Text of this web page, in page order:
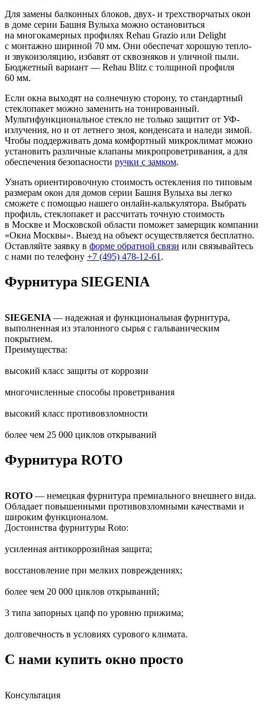
Для замены балконных блоков, двух- и трехстворчатых окон
в доме серии Башня Вулыха можно остановиться
на многокамерных профилях Rehau Grazio или Delight
с монтажно шириной 70 мм. Они обеспечат хорошую тепло-
и звукоизоляцию, избавят от сквозняков и уличной пыли.
Бюджетный вариант — Rehau Blitz c толщиной профиля
60 мм.
Если окна выходят на солнечную сторону, то стандартный
стеклопакет можно заменить на тонированный.
Мультифункциональное стекло не только защитит от УФ-
излучения, но и от летнего зноя, конденсата и наледи зимой.
Чтобы поддерживать дома комфортный микроклимат можно
установить различные клапаны микропроветривания, а для
обеспечения безопасности ручки с замком.
Узнать ориентировочную стоимость остекления по типовым
размерам окон для домов серии Башня Вулыха вы легко
сможете с помощью нашего онлайн-калькулятора. Выбрать
профиль, стеклопакет и рассчитать точную стоимость
в Москве и Московской области поможет замерщик компании
«Окна Москвы». Выезд на объект осуществляется бесплатно.
Оставляйте заявку в форме обратной связи или связывайтесь
с нами по телефону +7 (495) 478-12-61 .
Фурнитура SIEGENIA
SIEGENIA — надежная и функциональная фурнитура,
выполненная из эталонного сырья с гальваническим
покрытием.
Преимущества:
высокий класс защиты от коррозии
многочисленные способы проветривания
высокий класс противовзломности
более чем 25 000 циклов открываний
Фурнитура ROTO
ROTO — немецкая фурнитура премиального внешнего вида.
Обладает повышенными противовзломными качествами и
широким функционалом.
Достоинства фурнитуры Roto:
усиленная антикоррозийная защита;
восстановление при мелких повреждениях;
более чем 20 000 циклов открываний;
3 типа запорных цапф по уровню прижима;
долговечность в условиях сурового климата.
С нами купить окно просто
Консультация